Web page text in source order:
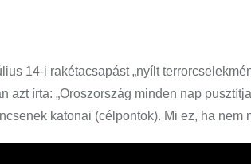
14-i rakétacsapást „nyílt
azt írta: „Oroszország minden nap
katonai (célpontok). Mi ez, ha nem